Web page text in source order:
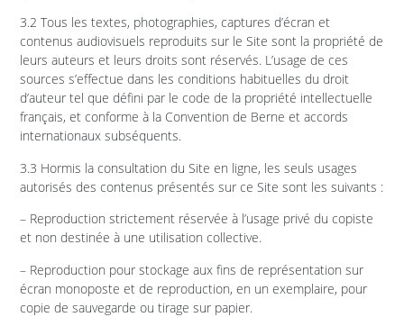
3.2 Tous les textes, photographies, captures d’écran et
contenus audiovisuels reproduits sur le Site sont la propriété de
leurs auteurs et leurs droits sont réservés. L’usage de ces
sources s’effectue dans les conditions habituelles du droit
d’auteur tel que défini par le code de la propriété intellectuelle
français, et conforme à la Convention de Berne et accords
internationaux subséquents.
3.3 Hormis la consultation du Site en ligne, les seuls usages
autorisés des contenus présentés sur ce Site sont les suivants :
– Reproduction strictement réservée à l’usage privé du copiste
et non destinée à une utilisation collective.
– Reproduction pour stockage aux fins de représentation sur
écran monoposte et de reproduction, en un exemplaire, pour
copie de sauvegarde ou tirage sur papier.